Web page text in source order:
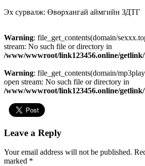
Эх сурвалж: Өвөрхангай аймгийн ЗДТГ
Warning: file_get_contents(domain/
stream: No such file or directory in
/www/wwwroot/link123456.online/
Warning: file_get_contents(domain/
open stream: No such file or directory in
/www/wwwroot/link123456.online/
Leave a Reply
Your email address will not be published.
marked *